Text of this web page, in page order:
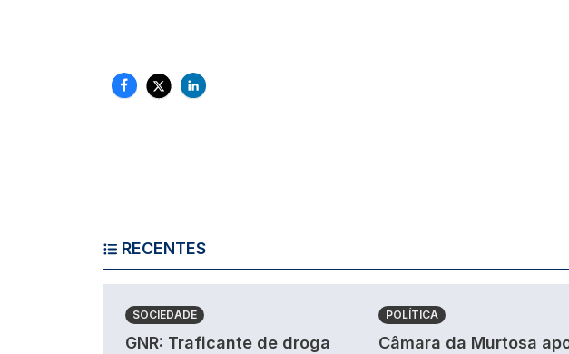
RECENTES
SOCIEDADE
GNR: Traficante de droga
POLÍTICA
Câmara da Murtosa